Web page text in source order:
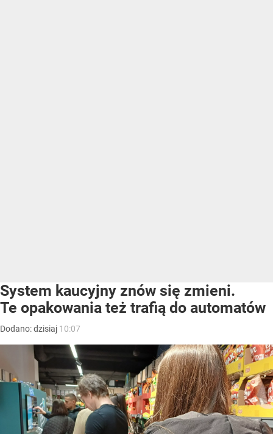
System kaucyjny znów się zmieni.
Te opakowania też trafią do automatów
Dodano:dzisiaj 10:07